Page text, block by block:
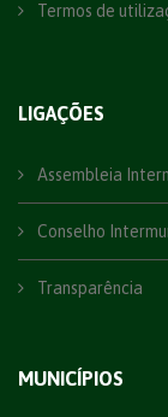
Termos de
LIGAÇÕES
Assembleia
Conselho
Transparência
MUNICÍPIOS